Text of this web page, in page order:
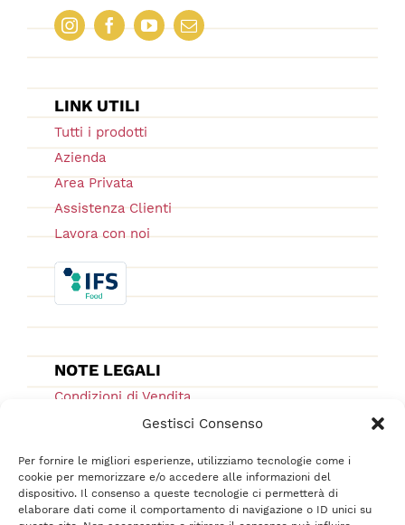
Gestisci Consenso
Per fornire le migliori esperienze, utilizziamo tecnologie come i
cookie per memorizzare e/o accedere alle informazioni del
dispositivo. Il consenso a queste tecnologie ci permetterà di
elaborare dati come il comportamento di navigazione o ID unici su
LINK UTILI
Tutti i prodotti
Azienda
Area Privata
Assistenza Clienti
Lavora con noi
NOTE LEGALI
Condizioni di Vendita
Ordini e Spedizioni
Cookie Low
F.A.Q.